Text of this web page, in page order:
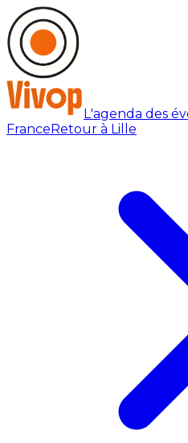
L'agenda des
FranceRetour à Lille